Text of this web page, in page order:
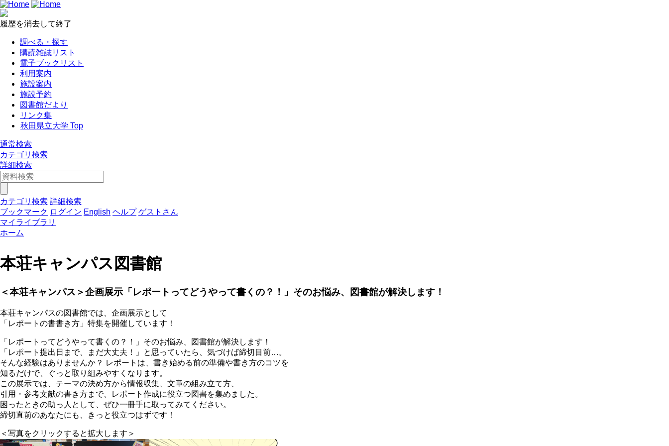
履歴を消去して終了
調べる・探す
購読雑誌リスト
電子ブックリスト
利用案内
施設案内
施設予約
図書館だより
リンク集
秋田県立大学 Top
通常検索
カテゴリ検索
詳細検索
カテゴリ検索 詳細検索
ブックマーク ログイン English ヘルプ ゲストさん
マイライブラリ
ホーム
本荘キャンパス図書館
＜本荘キャンパス＞企画展示「レポートってどうやって書くの？！」そのお悩み、図書館が解決します！
本荘キャンパスの図書館では、企画展示として
「レポートの書書き方」特集を開催しています！
「レポートってどうやって書くの？！」そのお悩み、図書館が解決します！
「レポート提出日まで、まだ大丈夫！」と思っていたら、気づけば締切目前…。
そんな経験はありませんか？ レポートは、書き始める前の準備や書き方のコツを
知るだけで、ぐっと取り組みやすくなります。
この展示では、テーマの決め方から情報収集、文章の組み立て方、
引用・参考文献の書き方まで、レポート作成に役立つ図書を集めました。
困ったときの助っ人として、ぜひ一冊手に取ってみてください。
締切直前のあなたにも、きっと役立つはずです！
＜写真をクリックすると拡大します＞